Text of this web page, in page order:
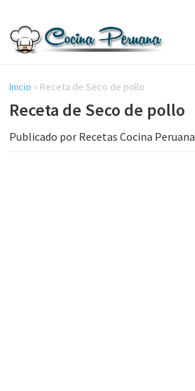
contenido
lateral
principal
Cocina
Peruana,
Recetas
de
Comida
Inicio » Receta de Seco de pollo
Receta de Seco de pollo
Publicado por Recetas Cocina Peruana